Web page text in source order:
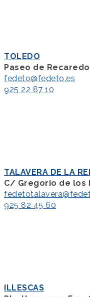
TOLEDO
Paseo de
fedeto@fedeto.es
925 22 87 10
TALAVERA DE LA
C/ Gregorio de los
925 82 45 60
ILLESCAS